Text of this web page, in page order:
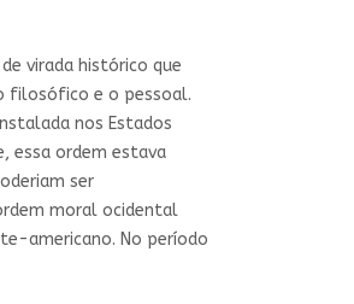
virada histórico que
filosófico e o pessoal.
nos Estados
essa ordem estava
ser
moral ocidental
americano. No período